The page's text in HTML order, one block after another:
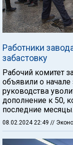
Работники
забастовку
Рабочий комитет
объявили о
руководства
дополнение к 50,
последние месяцы.
08.02.2024 22:49 //